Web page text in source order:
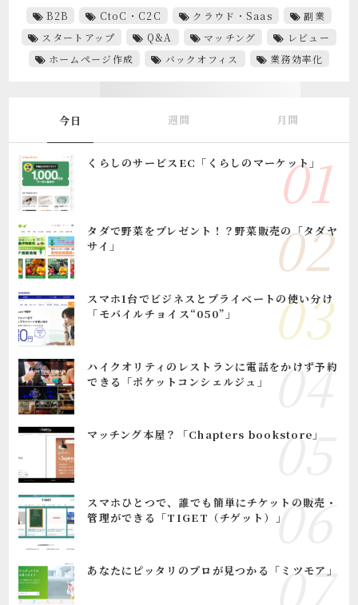
B2B CtoC・C2C クラウド・Saas
副業
スタートアップ
Q&A マッチング
レビュー
ホームページ作成
バックオフィス 業務効率化
今日 週間 月間
くらしのサービスEC「くらしのマーケット」
タダで野菜をプレゼント！？野菜販売の「タダヤ
サイ」
スマホ1台でビジネスとプライベートの使い分け
「モバイルチョイス“050”」
ハイクオリティのレストランに電話をかけず予約
できる「ポケットコンシェルジュ」
マッチング本屋？「Chapters bookstore」
スマホひとつで、誰でも簡単にチケットの販売・
管理ができる「TIGET（チゲット）」
あなたにピッタリのプロが見つかる「ミツモア」